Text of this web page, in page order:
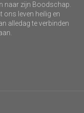
naar zijn Boodschap.
ons leven heilig en
alledag te verbinden